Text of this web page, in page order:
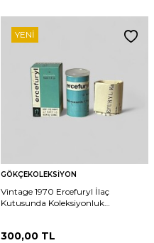
YENI
GÖKÇEKOLEKSIYON
Vintage 1970 Ercefuryl İlaç
Kutusunda Koleksiyonluk
300,00 TL